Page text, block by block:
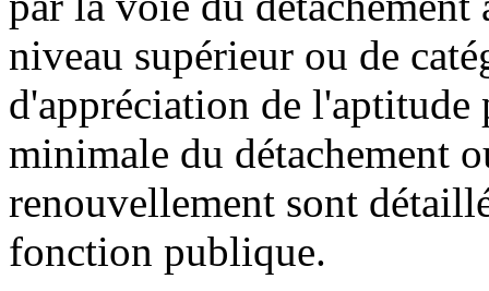
niveau supérieur ou de
d'appréciation de l'aptitude
minimale du détachement
renouvellement sont
fonction publique.